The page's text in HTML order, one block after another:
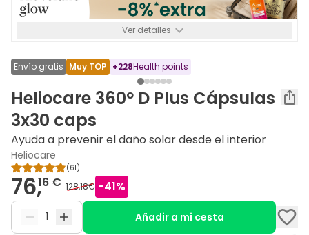
Ver detalles
acumulable.
Envío gratis Muy TOP +228Health points
Heliocare 360º D Plus Cápsulas
3x30 caps
Ayuda a prevenir el daño solar desde el interior
Heliocare
(61)
76,16 € 128,18€ -41%
Añadir a mi cesta